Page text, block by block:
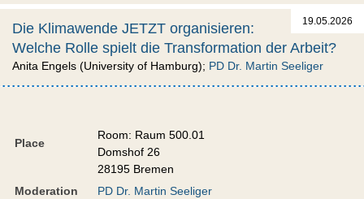
19.05.2026
Die Klimawende JETZT organisieren:
Welche Rolle spielt die Transformation der Arbeit?
Anita Engels (University of Hamburg); PD Dr. Martin Seeliger
Place
Room: Raum 500.01
Domshof 26
28195 Bremen
Moderation
PD Dr. Martin Seeliger